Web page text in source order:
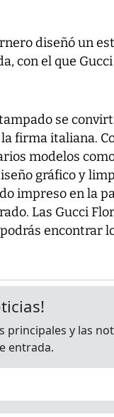
diseñó un
con el que
se
firma italiana.
modelos
gráfico y
impreso en la
Las Gucci
encontrar